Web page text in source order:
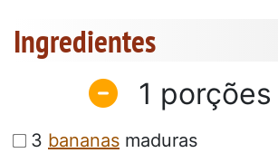
Ingredientes
1
3 bananas maduras